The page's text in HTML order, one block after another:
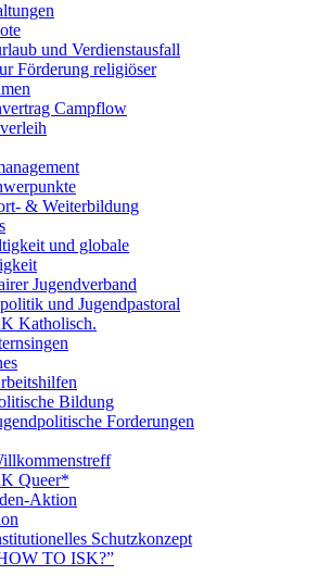
und Verdienstausfall
Förderung religiöser
Campflow
& Weiterbildung
und globale
Jugendverband
und Jugendpastoral
Katholisch.
Bildung
Forderungen
Queer*
Aktion
Schutzkonzept
TO ISK?”